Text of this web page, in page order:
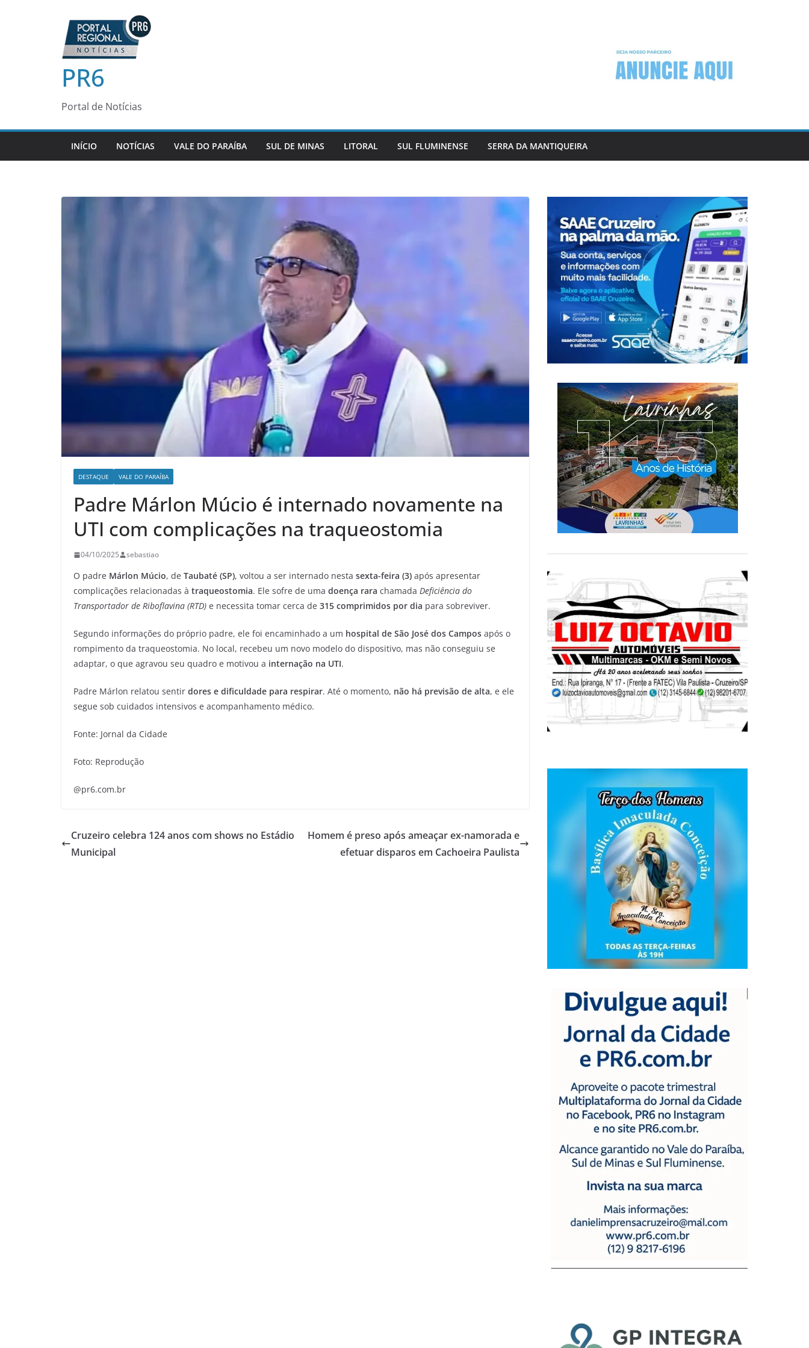
PR6
Portal de Notícias
INÍCIO NOTÍCIAS VALE DO PARAÍBA SUL DE MINAS LITORAL SUL FLUMINENSE SERRA DA MANTIQUEIRA
DESTAQUE VALE DO PARAÍBA
Padre Márlon Múcio é internado novamente na
UTI com complicações na traqueostomia
04/10/2025 sebastiao
O padre Márlon Múcio, de Taubaté (SP), voltou a ser internado nesta sexta-feira (3) após apresentar
complicações relacionadas à traqueostomia. Ele sofre de uma doença rara chamada Deficiência do
Transportador de Riboflavina (RTD) e necessita tomar cerca de 315 comprimidos por dia para sobreviver.
Segundo informações do próprio padre, ele foi encaminhado a um hospital de São José dos Campos após o
rompimento da traqueostomia. No local, recebeu um novo modelo do dispositivo, mas não conseguiu se
adaptar, o que agravou seu quadro e motivou a internação na UTI.
Padre Márlon relatou sentir dores e dificuldade para respirar. Até o momento, não há previsão de alta, e ele
segue sob cuidados intensivos e acompanhamento médico.
Fonte: Jornal da Cidade
Foto: Reprodução
@pr6.com.br
Cruzeiro celebra 124 anos com shows no Estádio
Municipal
Homem é preso após ameaçar ex-namorada e
efetuar disparos em Cachoeira Paulista